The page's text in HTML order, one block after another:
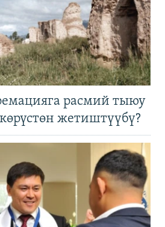
расмий тыюу
жетиштүүбү?